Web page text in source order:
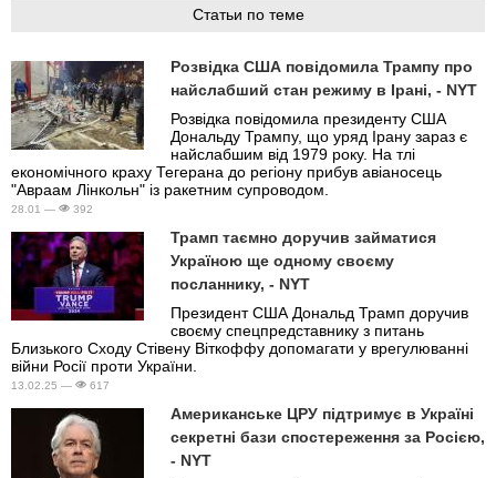
Статьи по теме
Розвідка США повідомила Трампу про
найслабший стан режиму в Ірані, - NYT
Розвідка повідомила президенту США
Дональду Трампу, що уряд Ірану зараз є
найслабшим від 1979 року. На тлі
економічного краху Тегерана до регіону прибув авіаносець
"Авраам Лінкольн" із ракетним супроводом.
28.01 — 392
Трамп таємно доручив займатися
Україною ще одному своєму
посланнику, - NYT
Президент США Дональд Трамп доручив
своєму спецпредставнику з питань
Близького Сходу Стівену Віткоффу допомагати у врегулюванні
війни Росії проти України.
13.02.25 — 617
Американське ЦРУ підтримує в Україні
секретні бази спостереження за Росією,
- NYT